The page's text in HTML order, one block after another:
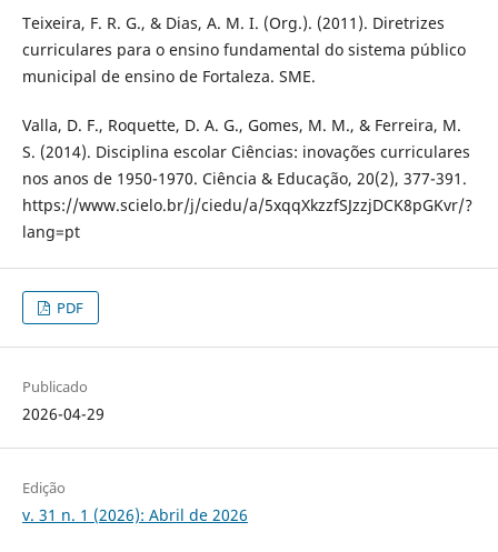
Teixeira, F. R. G., & Dias, A. M. I. (Org.). (2011). Diretrizes
curriculares para o ensino fundamental do sistema público
municipal de ensino de Fortaleza. SME.
Valla, D. F., Roquette, D. A. G., Gomes, M. M., & Ferreira, M.
S. (2014). Disciplina escolar Ciências: inovações curriculares
nos anos de 1950-1970. Ciência & Educação, 20(2), 377-391.
https://www.scielo.br/j/ciedu/a/5xqqXkzzfSJzzjDCK8pGKvr/?
lang=pt
PDF
Publicado
2026-04-29
Edição
v. 31 n. 1 (2026): Abril de 2026